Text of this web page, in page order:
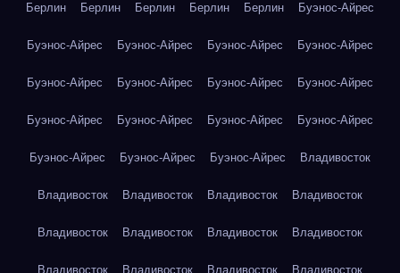
Берлин Берлин Берлин Берлин Берлин Буэнос-Айрес
Буэнос-Айрес Буэнос-Айрес Буэнос-Айрес Буэнос-Айрес
Буэнос-Айрес Буэнос-Айрес Буэнос-Айрес Буэнос-Айрес
Буэнос-Айрес Буэнос-Айрес Буэнос-Айрес Буэнос-Айрес
Буэнос-Айрес Буэнос-Айрес Буэнос-Айрес Владивосток
Владивосток Владивосток Владивосток Владивосток
Владивосток Владивосток Владивосток Владивосток
Владивосток Владивосток Владивосток Владивосток